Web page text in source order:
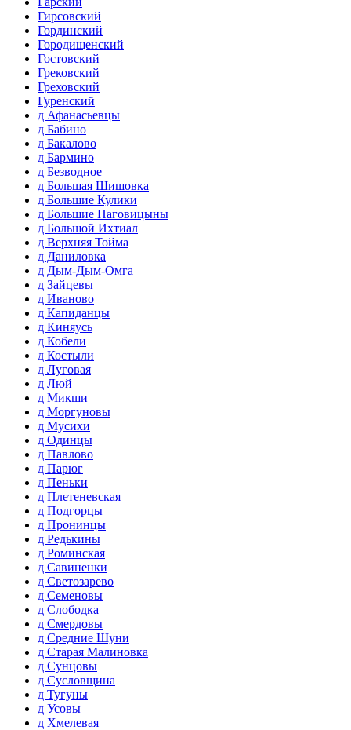
Гирсовский
Гординский
Городищенский
Гостовский
Грековский
Греховский
Гуренский
д Афанасьевцы
д Бабино
д Бакалово
д Бармино
д Безводное
д Большая Шишовка
д Большие Кулики
д Большие Наговицыны
д Большой Ихтиал
д Верхняя Тойма
д Даниловка
д Дым-Дым-Омга
д Зайцевы
д Иваново
д Капиданцы
д Киняусь
д Кобели
д Костыли
д Луговая
д Люй
д Микши
д Моргуновы
д Мусихи
д Одинцы
д Павлово
д Парюг
д Пеньки
д Плетеневская
д Подгорцы
д Пронинцы
д Редькины
д Роминская
д Савиненки
д Светозарево
д Семеновы
д Слободка
д Смердовы
д Средние Шуни
д Старая Малиновка
д Сунцовы
д Сусловщина
д Тугуны
д Усовы
д Хмелевая